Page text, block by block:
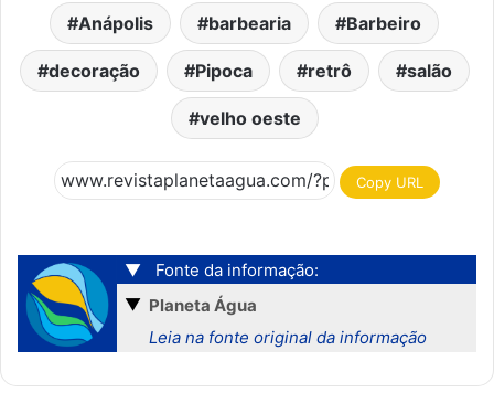
Anápolis barbearia Barbeiro
decoração Pipoca retrô salão
velho oeste
Copy URL
▼
Fonte da informação:
▼ Planeta Água
Leia na fonte original da informação